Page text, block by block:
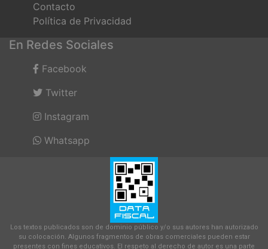
Contacto
Política de Privacidad
En Redes Sociales
Facebook
Twitter
Instagram
Whatsapp
Los textos publicados son de dominio público y/o sus autores han autorizado
su colocación. Algunos fragmentos de obras comerciales pueden estar
presentes con fines educativos. El respeto al derecho de autor es una parte